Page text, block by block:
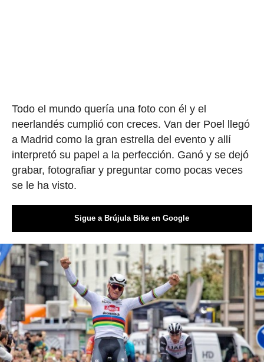
Todo el mundo quería una foto con él y el
neerlandés cumplió con creces. Van der Poel llegó
a Madrid como la gran estrella del evento y allí
interpretó su papel a la perfección. Ganó y se dejó
grabar, fotografiar y preguntar como pocas veces
se le ha visto.
Sigue a Brújula Bike en Google